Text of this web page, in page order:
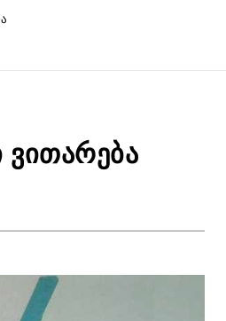
ვითარება